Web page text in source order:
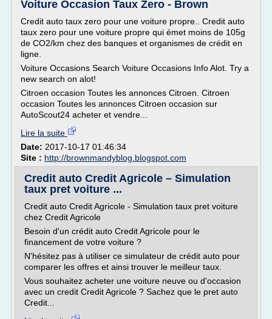
Voiture Occasion Taux Zero - Brown
Credit auto taux zero pour une voiture propre.. Credit auto
taux zero pour une voiture propre qui émet moins de 105g
de CO2/km chez des banques et organismes de crédit en
ligne.
Voiture Occasions Search Voiture Occasions Info Alot. Try a
new search on alot!
Citroen occasion Toutes les annonces Citroen. Citroen
occasion Toutes les annonces Citroen occasion sur
AutoScout24 acheter et vendre...
Lire la suite
Date: 2017-10-17 01:46:34
Site : http://brownmandyblog.blogspot.com
Credit auto Credit Agricole – Simulation
taux pret voiture ...
Credit auto Credit Agricole - Simulation taux pret voiture
chez Credit Agricole
Besoin d'un crédit auto Credit Agricole pour le
financement de votre voiture ?
N'hésitez pas à utiliser ce simulateur de crédit auto pour
comparer les offres et ainsi trouver le meilleur taux.
Vous souhaitez acheter une voiture neuve ou d'occasion
avec un credit Credit Agricole ? Sachez que le pret auto
Credit...